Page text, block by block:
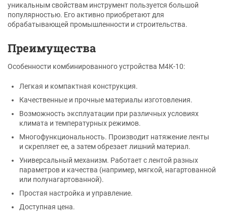
уникальным свойствам инструмент пользуется большой
популярностью. Его активно приобретают для
обрабатывающей промышленности и строительства.
Преимущества
Особенности комбинированного устройства М4К-10:
Легкая и компактная конструкция.
Качественные и прочные материалы изготовления.
Возможность эксплуатации при различных условиях
климата и температурных режимов.
Многофункциональность. Производит натяжение ленты
и скрепляет ее, а затем обрезает лишний материал.
Универсальный механизм. Работает с лентой разных
параметров и качества (например, мягкой, нагартованной
или полунагартованной).
Простая настройка и управление.
Доступная цена.